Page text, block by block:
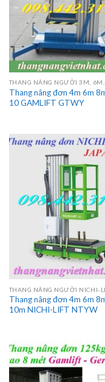
Thang nâng đơn 4m 6m
10 GAMLIFT GTWY
Thang nâng đơn 4m 6m
10m NICHI-LIFT NTYW